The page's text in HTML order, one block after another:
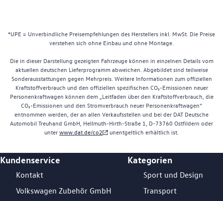
*UPE = Unverbindliche Preisempfehlungen des Herstellers inkl. MwSt. Die Preise
verstehen sich ohne Einbau und ohne Montage.
Die in dieser Darstellung gezeigten Fahrzeuge können in einzelnen Details vom
aktuellen deutschen Lieferprogramm abweichen. Abgebildet sind teilweise
Sonderausstattungen gegen Mehrpreis. Weitere Informationen zum offiziellen
Kraftstoffverbrauch und den offiziellen spezifischen CO₂-Emissionen neuer
Personenkraftwagen können dem „Leitfaden über den Kraftstoffverbrauch, die
CO₂-Emissionen und den Stromverbrauch neuer Personenkraftwagen“
entnommen werden, der an allen Verkaufsstellen und bei der DAT Deutsche
Automobil Treuhand GmbH, Hellmuth-Hirth-Straße 1, D-73760 Ostfildern oder
unterwww.dat.de/co2 unentgeltlich erhältlich ist.
Footer Teaser
Kundenservice
Kontakt
Volkswagen Zubehör GmbH
Kategorien
Sport und Design
Transport